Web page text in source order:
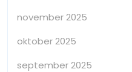
november 2025
oktober 2025
september 2025